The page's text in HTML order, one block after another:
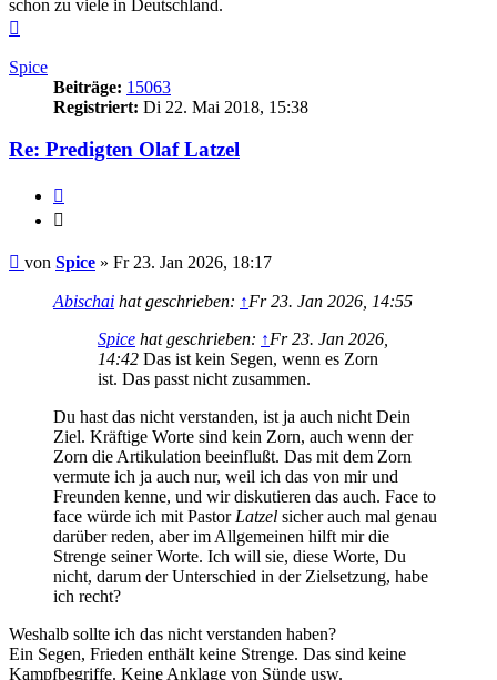
schon zu viele in Deutschland.
Spice
Beiträge: 15063
Registriert: Di 22. Mai 2018, 15:38
Re: Predigten Olaf Latzel
Beitrag
von Spice » Fr 23. Jan 2026, 18:17
Abischai hat geschrieben: ↑Fr 23. Jan 2026, 14:55
Spice hat geschrieben: ↑Fr 23. Jan 2026,
14:42 Das ist kein Segen, wenn es Zorn
ist. Das passt nicht zusammen.
Du hast das nicht verstanden, ist ja auch nicht Dein
Ziel. Kräftige Worte sind kein Zorn, auch wenn der
Zorn die Artikulation beeinflußt. Das mit dem Zorn
vermute ich ja auch nur, weil ich das von mir und
Freunden kenne, und wir diskutieren das auch. Face to
face würde ich mit Pastor Latzel sicher auch mal genau
darüber reden, aber im Allgemeinen hilft mir die
Strenge seiner Worte. Ich will sie, diese Worte, Du
nicht, darum der Unterschied in der Zielsetzung, habe
ich recht?
Weshalb sollte ich das nicht verstanden haben?
Ein Segen, Frieden enthält keine Strenge. Das sind keine
Kampfbegriffe. Keine Anklage von Sünde usw.